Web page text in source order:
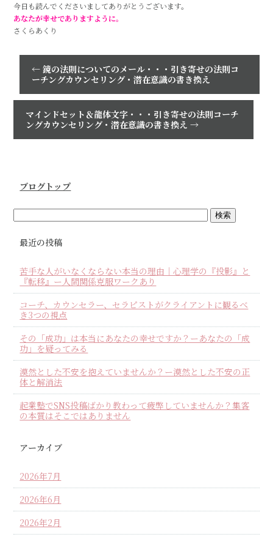
今日も読んでくださいましてありがとうございます。
あなたが幸せでありますように。
さくらあくり
← 鏡の法則についてのメール・・・引き寄せの法則コ
ーチングカウンセリング・潜在意識の書き換え
マインドセット＆龍体文字・・・引き寄せの法則コーチ
ングカウンセリング・潜在意識の書き換え→
ブログトップ
最近の投稿
苦手な人がいなくならない本当の理由｜心理学の『投影』と
『転移』ー人間関係克服ワークあり
コーチ、カウンセラー、セラピストがクライアントに観るべ
き3つの視点
その「成功」は本当にあなたの幸せですか？ーあなたの「成
功」を疑ってみる
漠然とした不安を抱えていませんか？ー漠然とした不安の正
体と解消法
起業塾でSNS投稿ばかり教わって疲弊していませんか？集客
の本質はそこではありません
アーカイブ
2026年7月
2026年6月
2026年2月